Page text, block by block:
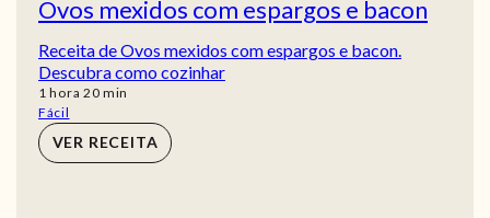
Ovos mexidos com espargos e bacon
Receita de Ovos mexidos com espargos e bacon.
Descubra como cozinhar
1 hora
hora 20min
min
Fácil
VER RECEITA